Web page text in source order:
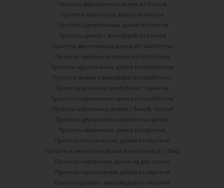
Проекты двухэтажных домов из блоков
Проекты маленьких домов из блоков
Проекты одноэтажных домов из блоков
Проекты домов с мансардой из блоков
Проекты двухэтажных домов из газобетона
Проекты маленьких домов из газобетона
Проекты одноэтажных домов из газобетона
Проекты домов с мансардой из газобетона
Проекты домов из газобетона с гаражом
Проекты современных домов из газобетона
Проекты кирпичных домов с баней, сауной
Проекты двухэтажных кирпичных домов
Проекты маленьких домов из кирпича
Проекты классических домов из кирпича
Проекты компактных домов из кирпича до 150м2
Проекты кирпичных домов на две семьи
Проекты одноэтажных домов из кирпича
Проекты домов с мансайрдой из кирпича